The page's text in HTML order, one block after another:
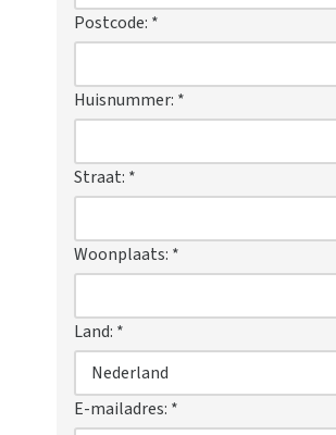
Postcode: *
Huisnummer: *
Straat: *
Woonplaats: *
Land: *
E-mailadres: *